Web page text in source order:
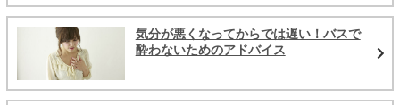
気分が悪くなってからでは遅い！バスで
酔わないためのアドバイス